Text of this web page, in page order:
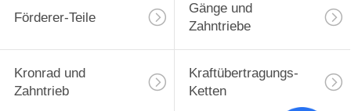
Förderer-Teile
Gänge und
Zahntriebe
Kronrad und
Zahntrieb
Kraftübertragungs-
Ketten